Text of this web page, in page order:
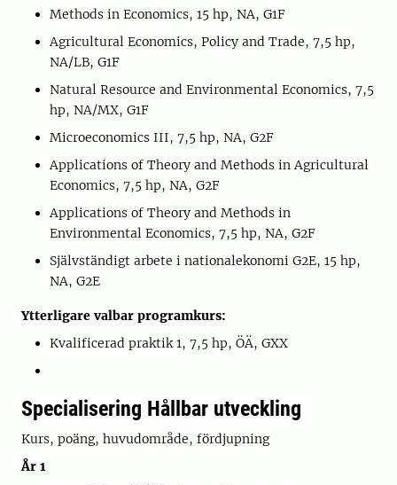
Methods in Economics, 15 hp, NA, G1F
Agricultural Economics, Policy and Trade, 7,5 hp,
NA/LB, G1F
Natural Resource and Environmental Economics, 7,5
hp, NA/MX, G1F
Microeconomics III, 7,5 hp, NA, G2F
Applications of Theory and Methods in Agricultural
Economics, 7,5 hp, NA, G2F
Applications of Theory and Methods in
Environmental Economics, 7,5 hp, NA, G2F
Självständigt arbete i nationalekonomi G2E, 15 hp,
NA, G2E
Ytterligare valbar programkurs:
Kvalificerad praktik 1, 7,5 hp, ÖÄ, GXX
Specialisering Hållbar utveckling
Kurs, poäng, huvudområde, fördjupning
År 1